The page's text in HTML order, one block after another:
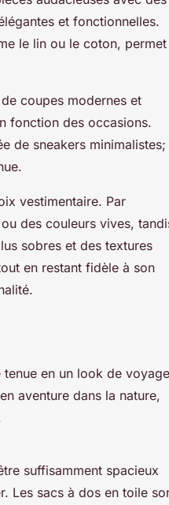
et fonctionnelles.
le lin ou le coton, permet
coupes modernes et
fonction des occasions.
de sneakers minimalistes;
vestimentaire. Par
des couleurs vives,
sobres et des textures
en restant fidèle à son
en un look de voyage
aventure dans la nature,
suffisamment spacieux
Les sacs à dos en toile